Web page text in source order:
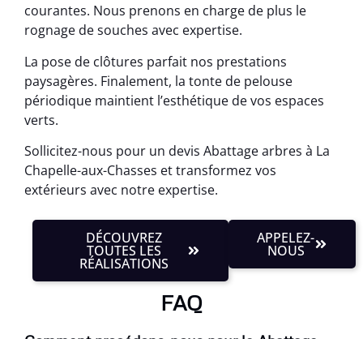
courantes. Nous prenons en charge de plus le
rognage de souches avec expertise.
La pose de clôtures parfait nos prestations
paysagères. Finalement, la tonte de pelouse
périodique maintient l’esthétique de vos espaces
verts.
Sollicitez-nous pour un devis Abattage arbres à La
Chapelle-aux-Chasses et transformez vos
extérieurs avec notre expertise.
DÉCOUVREZ
TOUTES LES
RÉALISATIONS
APPELEZ-
NOUS
FAQ